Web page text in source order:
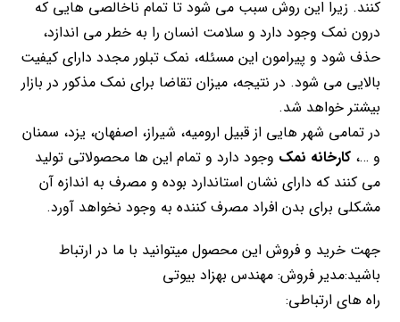
کنند. زیرا این روش سبب می شود تا تمام ناخالصی هایی که
درون نمک وجود دارد و سلامت انسان را به خطر می اندازد،
حذف شود و پیرامون این مسئله، نمک تبلور مجدد دارای کیفیت
بالایی می شود. در نتیجه، میزان تقاضا برای نمک مذکور در بازار
بیشتر خواهد شد.
در تمامی شهر هایی از قبیل ارومیه، شیراز، اصفهان، یزد، سمنان
و …،کارخانه نمک وجود دارد و تمام این ها محصولاتی تولید
می کنند که دارای نشان استاندارد بوده و مصرف به اندازه آن
مشکلی برای بدن افراد مصرف کننده به وجود نخواهد آورد.
جهت خرید و فروش این محصول میتوانید با ما در ارتباط
باشید:مدیر فروش: مهندس بهزاد بیوتی
راه های ارتباطی: